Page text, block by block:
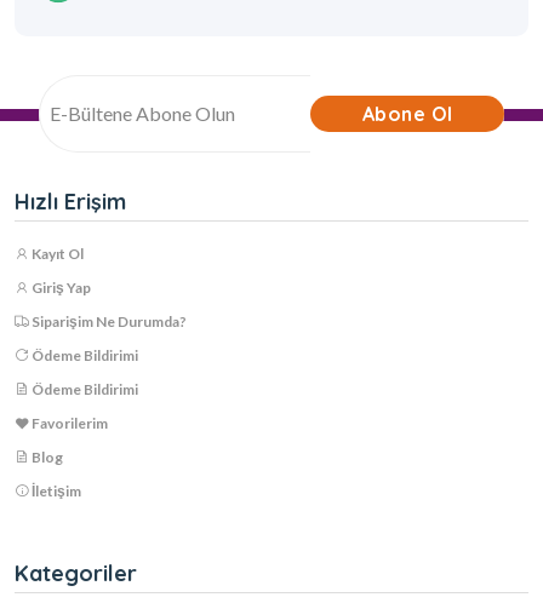
Abone Ol
Hızlı Erişim
Kayıt Ol
Giriş Yap
Siparişim Ne Durumda?
Ödeme Bildirimi
Ödeme Bildirimi
Favorilerim
Blog
İletişim
Kategoriler